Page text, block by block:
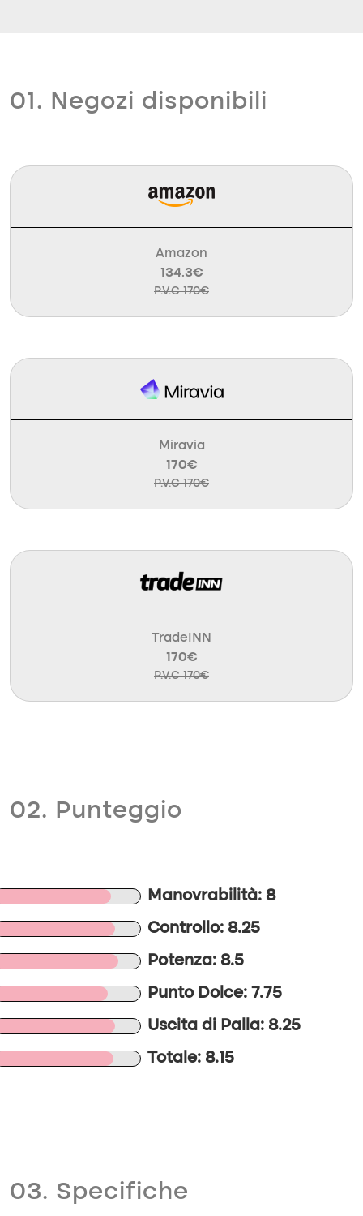
01. Negozi disponibili
Amazon
134.3€
P.V.C 170€
Miravia
170€
P.V.C 170€
TradeINN
170€
P.V.C 170€
02. Punteggio
Manovrabilità: 8
Controllo: 8.25
Potenza: 8.5
Punto Dolce: 7.75
Uscita di Palla: 8.25
Totale: 8.15
03. Specifiche